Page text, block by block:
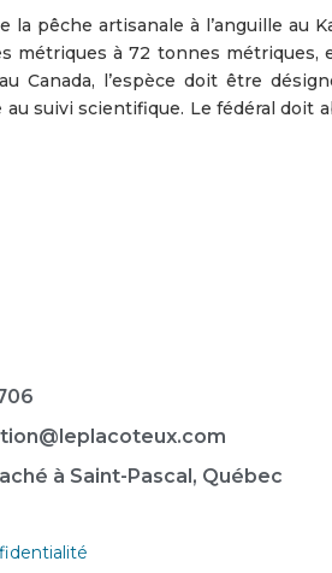
pêche artisanale à l’anguille au
métriques à 72 tonnes métriques,
Canada, l’espèce doit être
au suivi scientifique. Le fédéral doit
à Saint-Pascal, Québec